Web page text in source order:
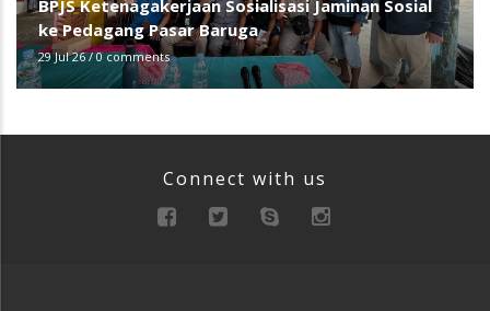
BPJS Ketenagakerjaan Sosialisasi Jaminan Sosial
ke Pedagang Pasar Baruga
29 Jul 26/0 comments
Connect with us